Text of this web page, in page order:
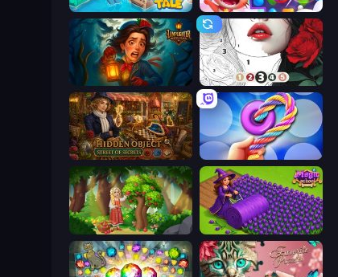
Mansion Tale: Merge Secrets Skydom
Lamplighter: Merge & Magic Numicolor
Hidden Object: Street Of Secrets Twisted Tangle
Northern Merge Magic School